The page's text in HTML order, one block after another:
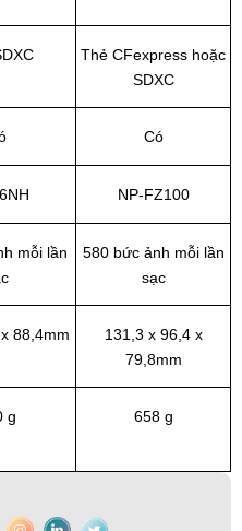
Thẻ CFexpress hoặc
SDXC
Có
NP-FZ100
mỗi lần
580 bức ảnh mỗi lần
sạc
88,4mm
131,3 x 96,4 x
79,8mm
g 658 g